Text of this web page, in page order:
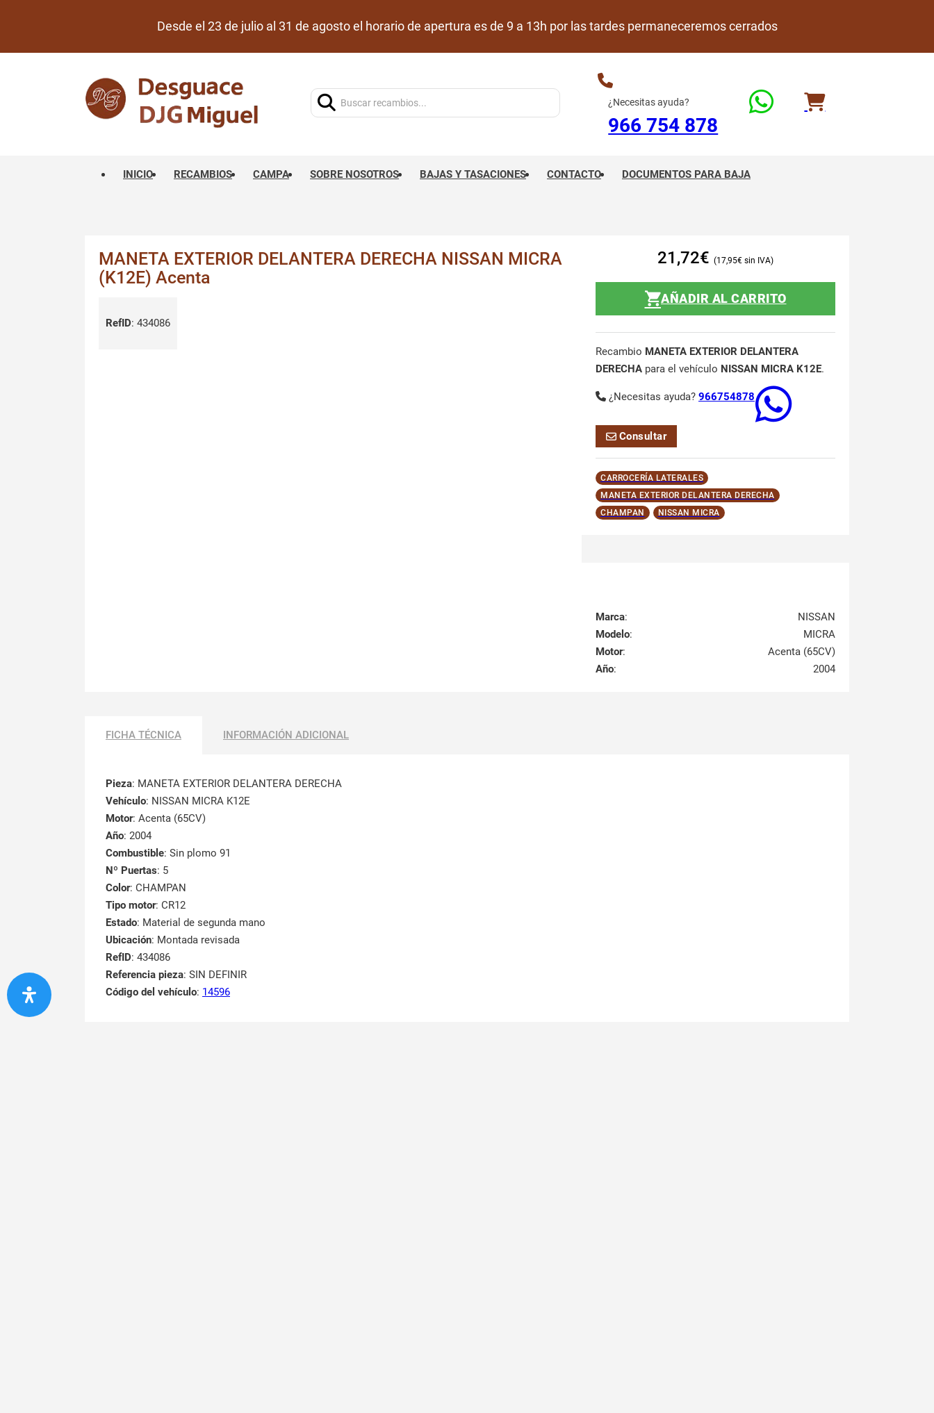
Desde el 23 de julio al 31 de agosto el horario de apertura es de 9 a 13h por las tardes permaneceremos cerrados
¿Necesitas ayuda?
966 754 878
INICIO RECAMBIOS CAMPA SOBRE NOSOTROS BAJAS Y TASACIONES CONTACTO DOCUMENTOS PARA BAJA
MANETA EXTERIOR DELANTERA DERECHA NISSAN MICRA
(K12E) Acenta
RefID: 434086
21,72€ 17,95€
AÑADIR AL CARRITO
Recambio MANETA EXTERIOR DELANTERA
DERECHA para el vehículo NISSAN MICRA K12E.
¿Necesitas ayuda? 966754878
Consultar
CARROCERÍA LATERALES
MANETA EXTERIOR DELANTERA DERECHA
CHAMPAN
NISSAN MICRA
Marca:
NISSAN
Modelo:
MICRA
Motor:
Acenta (65CV)
Año: 2004
FICHA TÉCNICA INFORMACIÓN ADICIONAL
Pieza: MANETA EXTERIOR DELANTERA DERECHA
Vehículo: NISSAN MICRA K12E
Motor: Acenta (65CV)
Año: 2004
Combustible: Sin plomo 91
Nº Puertas: 5
Color: CHAMPAN
Tipo motor: CR12
Estado: Material de segunda mano
Ubicación: Montada revisada
RefID: 434086
Referencia pieza: SIN DEFINIR
Código del vehículo: 14596